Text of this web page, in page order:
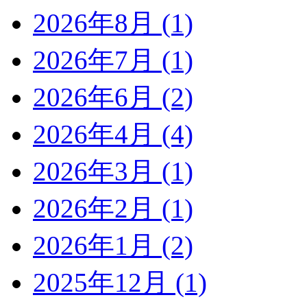
2026年8月 (1)
2026年7月 (1)
2026年6月 (2)
2026年4月 (4)
2026年3月 (1)
2026年2月 (1)
2026年1月 (2)
2025年12月 (1)